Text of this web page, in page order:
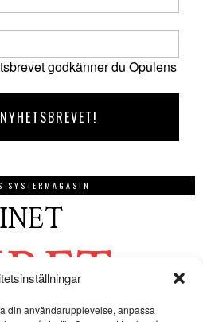
din användarupplevelse, anpassa
godkänner du Opulens
SYSTERMAGASIN